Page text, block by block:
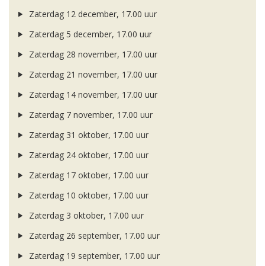
Zaterdag 12 december, 17.00 uur
Zaterdag 5 december, 17.00 uur
Zaterdag 28 november, 17.00 uur
Zaterdag 21 november, 17.00 uur
Zaterdag 14 november, 17.00 uur
Zaterdag 7 november, 17.00 uur
Zaterdag 31 oktober, 17.00 uur
Zaterdag 24 oktober, 17.00 uur
Zaterdag 17 oktober, 17.00 uur
Zaterdag 10 oktober, 17.00 uur
Zaterdag 3 oktober, 17.00 uur
Zaterdag 26 september, 17.00 uur
Zaterdag 19 september, 17.00 uur